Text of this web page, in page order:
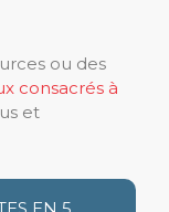
ou des
consacrés à
et